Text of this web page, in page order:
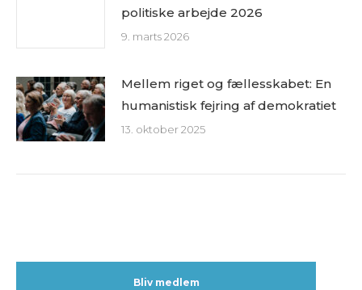
politiske arbejde 2026
9. marts 2026
Mellem riget og fællesskabet: En
humanistisk fejring af demokratiet
13. oktober 2025
Bliv medlem